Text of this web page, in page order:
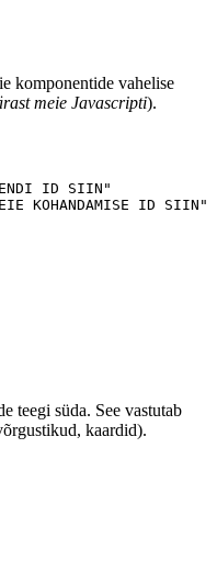
komponentide vahelise
meie Javascripti).
ID SIIN"
KOHANDAMISE ID SIIN "
teegi süda. See vastutab
kaardid).